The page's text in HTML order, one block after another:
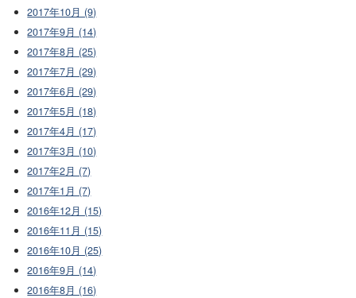
2017年10月 (9)
2017年9月 (14)
2017年8月 (25)
2017年7月 (29)
2017年6月 (29)
2017年5月 (18)
2017年4月 (17)
2017年3月 (10)
2017年2月 (7)
2017年1月 (7)
2016年12月 (15)
2016年11月 (15)
2016年10月 (25)
2016年9月 (14)
2016年8月 (16)